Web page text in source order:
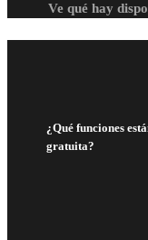
Ve qué hay
¿Qué funciones
gratuita?